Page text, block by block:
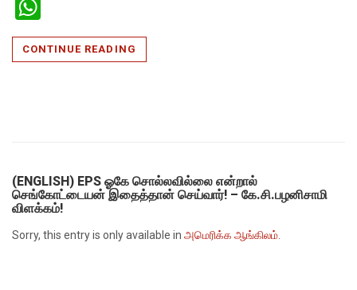
CONTINUE READING
(ENGLISH) EPS ஓகே சொல்லவில்லை என்றால்
செங்கோட்டையன் இதைத்தான் செய்வார்! – கே.சி.பழனிசாமி
விளக்கம்!
Sorry, this entry is only available in அமெரிக்க ஆங்கிலம்